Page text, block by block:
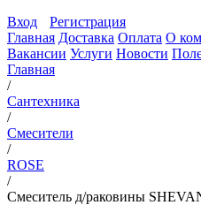
Вход
Регистрация
Главная Доставка Оплата О
Вакансии Услуги Новости
Главная
/
Сантехника
/
Смесители
/
ROSE
/
Смеситель д/раковины